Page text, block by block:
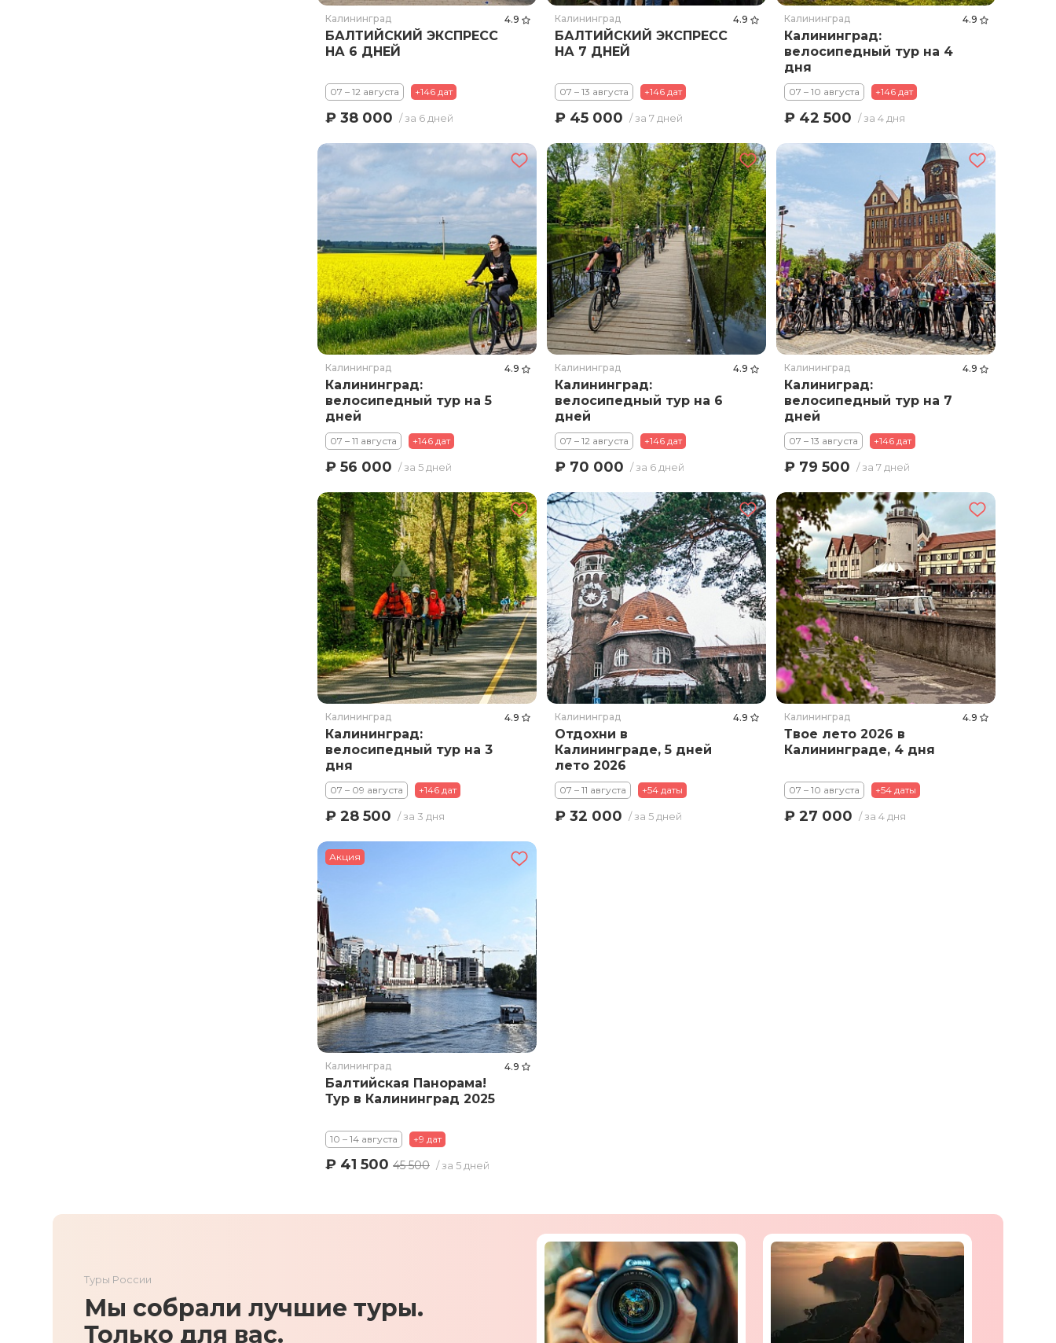
Калининград 4.9
БАЛТИЙСКИЙ ЭКСПРЕСС
НА 6 ДНЕЙ
07 – 12 августа +146 дат
₽ 38 000 / за 6 дней
Калининград 4.9
БАЛТИЙСКИЙ ЭКСПРЕСС
НА 7 ДНЕЙ
07 – 13 августа +146 дат
₽ 45 000 / за 7 дней
Калининград 4.9
Калининград:
велосипедный тур на 4
дня
07 – 10 августа +146 дат
₽ 42 500 / за 4 дня
Калининград 4.9
Калининград:
велосипедный тур на 5
дней
07 – 11 августа +146 дат
₽ 56 000 / за 5 дней
Калининград 4.9
Калининград:
велосипедный тур на 6
дней
07 – 12 августа +146 дат
₽ 70 000 / за 6 дней
Калининград 4.9
Калиниград:
велосипедный тур на 7
дней
07 – 13 августа +146 дат
₽ 79 500 / за 7 дней
Калининград 4.9
Калининград:
велосипедный тур на 3
дня
07 – 09 августа +146 дат
₽ 28 500 / за 3 дня
Калининград 4.9
Отдохни в
Калининграде, 5 дней
лето 2026
07 – 11 августа +54 даты
₽ 32 000 / за 5 дней
Калининград 4.9
Твое лето 2026 в
Калининграде, 4 дня
07 – 10 августа +54 даты
₽ 27 000 / за 4 дня
Акция
Калининград 4.9
Балтийская Панорама!
Тур в Калининград 2025
10 – 14 августа +9 дат
₽ 41 500 45 500 / за 5 дней
Туры России
Мы собрали лучшие туры.
Только для вас.